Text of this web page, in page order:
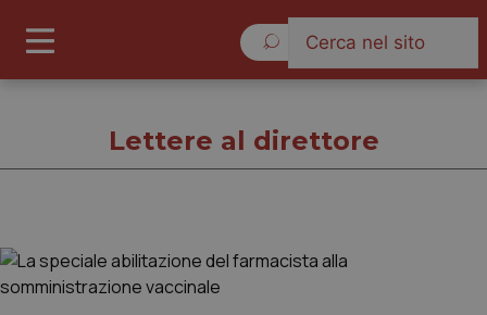
Lettere al direttore